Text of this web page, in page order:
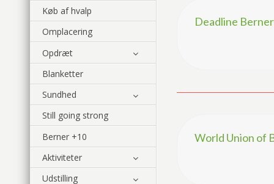
Køb af hvalp
Omplacering
Opdræt
Blanketter
Sundhed
Still going strong
Berner +10
Aktiviteter
Udstilling
Deadline
World Union of